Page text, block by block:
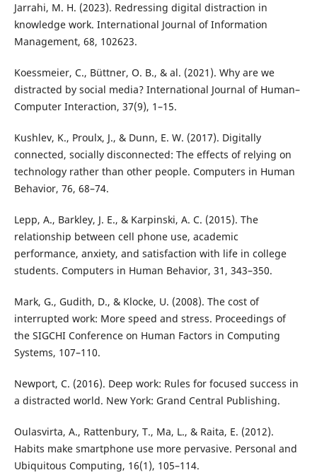
Jarrahi, M. H. (2023). Redressing digital distraction in
knowledge work. International Journal of Information
Management, 68, 102623.
Koessmeier, C., Büttner, O. B., & al. (2021). Why are we
distracted by social media? International Journal of Human–
Computer Interaction, 37(9), 1–15.
Kushlev, K., Proulx, J., & Dunn, E. W. (2017). Digitally
connected, socially disconnected: The effects of relying on
technology rather than other people. Computers in Human
Behavior, 76, 68–74.
Lepp, A., Barkley, J. E., & Karpinski, A. C. (2015). The
relationship between cell phone use, academic
performance, anxiety, and satisfaction with life in college
students. Computers in Human Behavior, 31, 343–350.
Mark, G., Gudith, D., & Klocke, U. (2008). The cost of
interrupted work: More speed and stress. Proceedings of
the SIGCHI Conference on Human Factors in Computing
Systems, 107–110.
Newport, C. (2016). Deep work: Rules for focused success in
a distracted world. New York: Grand Central Publishing.
Oulasvirta, A., Rattenbury, T., Ma, L., & Raita, E. (2012).
Habits make smartphone use more pervasive. Personal and
Ubiquitous Computing, 16(1), 105–114.